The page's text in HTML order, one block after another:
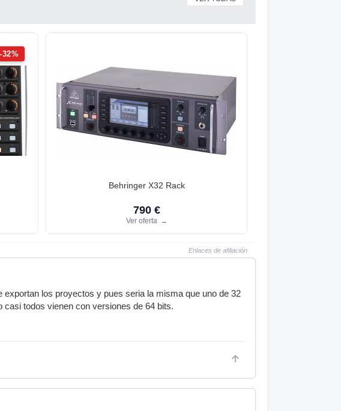
-32%
Behringer X32 Rack
790 €
Ver oferta →
Enlaces de afiliación
exportan los proyectos y pues seria la misma que uno de 32
casi todos vienen con versiones de 64 bits.